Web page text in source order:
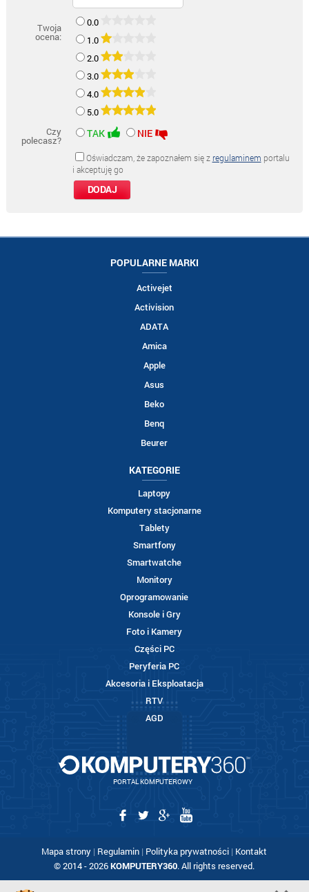
Twoja
ocena:
0.0
1.0
2.0
3.0
4.0
5.0
Czy
polecasz?
TAK NIE
Oświadczam, że zapoznałem się z regulaminem portalu
i akceptuję go
POPULARNE MARKI
Activejet
Activision
ADATA
Amica
Apple
Asus
Beko
Benq
Beurer
KATEGORIE
Laptopy
Komputery stacjonarne
Tablety
Smartfony
Smartwatche
Monitory
Oprogramowanie
Konsole i Gry
Foto i Kamery
Części PC
Peryferia PC
Akcesoria i Eksploatacja
RTV
AGD
PORTAL KOMPUTEROWY
Mapa strony | Regulamin | Polityka prywatności | Kontakt
© 2014 - 2026KOMPUTERY360. All rights reserved.